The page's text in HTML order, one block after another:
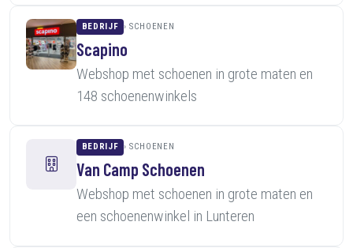
BEDRIJF SCHOENEN
Scapino
Webshop met schoenen in grote maten en
148 schoenenwinkels
BEDRIJF SCHOENEN
Van Camp Schoenen
Webshop met schoenen in grote maten en
een schoenenwinkel in Lunteren